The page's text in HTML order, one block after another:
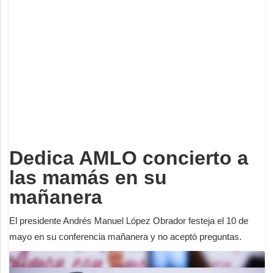
Dedica AMLO concierto a
las mamás en su
mañanera
El presidente Andrés Manuel López Obrador festeja el 10 de
mayo en su conferencia mañanera y no aceptó preguntas.